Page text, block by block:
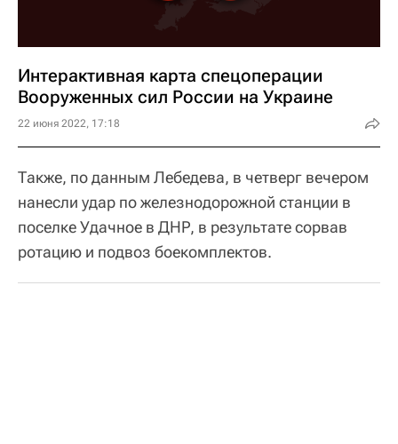
Интерактивная карта спецоперации
Вооруженных сил России на Украине
22 июня 2022, 17:18
Также, по данным Лебедева, в четверг вечером
нанесли удар по железнодорожной станции в
поселке Удачное в ДНР, в результате сорвав
ротацию и подвоз боекомплектов.